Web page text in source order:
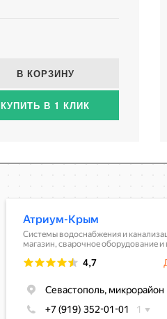
В КОРЗИНУ
КУПИТЬ В 1 КЛИК